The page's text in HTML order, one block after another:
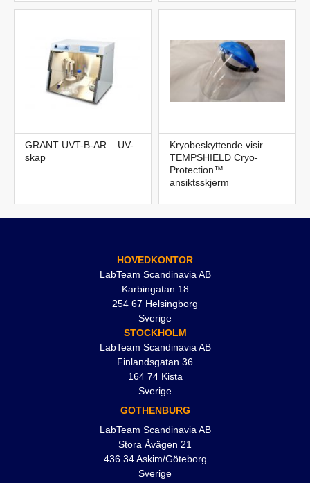
GRANT UVT-B-AR – UV-
skap
Kryobeskyttende visir –
TEMPSHIELD Cryo-
Protection™
ansiktsskjerm
HOVEDKONTOR
LabTeam Scandinavia AB
Karbingatan 18
254 67 Helsingborg
Sverige
STOCKHOLM
LabTeam Scandinavia AB
Finlandsgatan 36
164 74 Kista
Sverige
GOTHENBURG
LabTeam Scandinavia AB
Stora Åvägen 21
436 34 Askim/Göteborg
Sverige